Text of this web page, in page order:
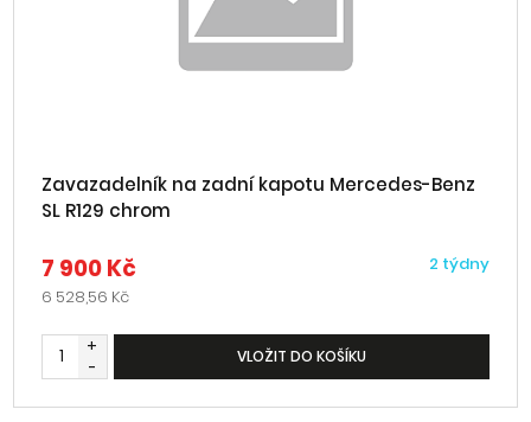
Zavazadelník na zadní kapotu Mercedes-Benz
SL R129 chrom
7 900 Kč
6 528,56 Kč
2 týdny
+
-
VLOŽIT DO KOŠÍKU